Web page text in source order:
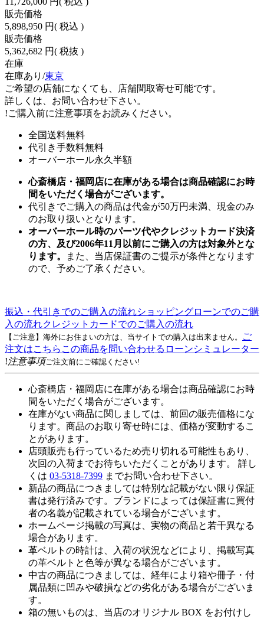
販売価格
5,898,950 円( 税込 )
販売価格
5,362,682 円( 税抜 )
在庫
在庫あり/東京
ご希望の店舗になくても、店舗間取寄せ可能です。
詳しくは、お問い合わせ下さい。
!ご購入前に注意事項をお読みください。
全国送料無料
代引き手数料無料
オーバーホール永久半額
心斎橋店・福岡店に在庫がある場合は商品確認にお時
間をいただく場合がございます。
代引きでご購入の商品は代金が50万円未満、現金のみ
のお取り扱いとなります。
オーバーホール時のパーツ代やクレジットカード決済
の方、及び2006年11月以前にご購入の方は対象外とな
ります。
また、当店保証書のご提示が条件となります
ので、予めご了承ください。
振込・代引きでのご購入の流れショッピングローンでのご購
入の流れクレジットカードでのご購入の流れ
【ご注意】海外にお住まいの方は、当サイトでの購入は出来ません。
ご
注文はこちら この商品を問い合わせる ローンシミュレーター
!注意事項ご注文前にご確認ください!
心斎橋店・福岡店に在庫がある場合は商品確認にお時
間をいただく場合がございます。
在庫がない商品に関しましては、前回の販売価格にな
ります。商品のお取り寄せ時には、価格が変動するこ
とがあります。
店頭販売も行っているため売り切れる可能性もあり、
次回の入荷までお待ちいただくことがあります。 詳し
くは 03-5318-7399 までお問い合わせ下さい。
新品の商品につきましては特別な記載がない限り保証
書は発行済みです。ブランドによっては保証書に買付
者の名義が記載されている場合がございます。
ホームページ掲載の写真は、実物の商品と若干異なる
場合があります。
革ベルトの時計は、入荷の状況などにより、掲載写真
の革ベルトと色等が異なる場合がございます。
中古の商品につきましては、経年により箱や冊子・付
属品類に凹みや破損などの劣化がある場合がございま
す。
箱の無いものは、当店のオリジナル BOX をお付けし